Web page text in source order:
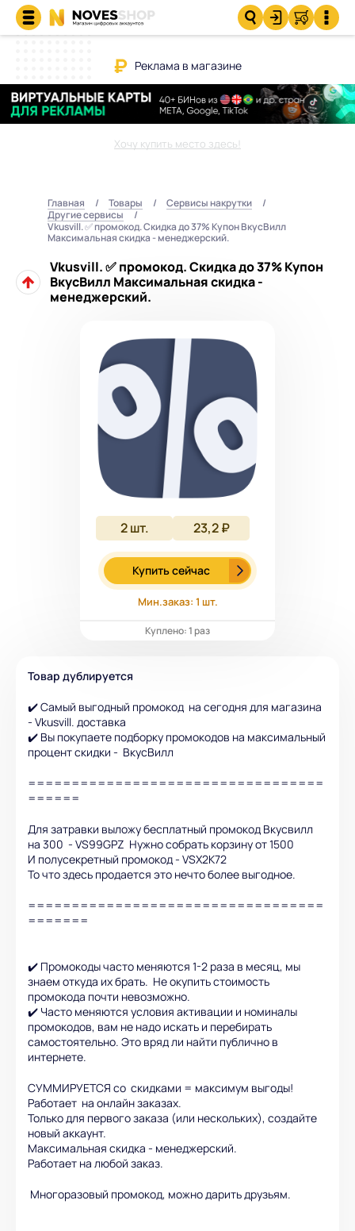
Реклама в магазине
Хочу купить место здесь!
Главная Товары
Сервисы накрутки
Другие сервисы
Vkusvill. ✅ промокод. Скидка до 37% Купон ВкусВилл
Максимальная скидка - менеджерский.
Vkusvill. ✅ промокод. Скидка до 37% Купон
ВкусВилл Максимальная скидка -
менеджерский.
2 шт. 23,2 ₽
Купить сейчас
Мин.заказ: 1 шт.
Куплено: 1 раз
Товар дублируется
✔️ Самый выгодный промокод на сегодня для магазина
- Vkusvill. доставка
✔️ Вы покупаете подборку промокодов на максимальный
процент скидки - ВкусВилл
==================================
======
Для затравки выложу бесплатный промокод Вкусвилл
на 300 - VS99GPZ Нужно собрать корзину от 1500
И полусекретный промокод - VSX2K72
То что здесь продается это нечто более выгодное.
==================================
=======
✔️ Промокоды часто меняются 1-2 раза в месяц, мы
знаем откуда их брать. Не окупить стоимость
промокода почти невозможно.
✔️ Часто меняются условия активации и номиналы
промокодов, вам не надо искать и перебирать
самостоятельно. Это вряд ли найти публично в
интернете.
СУММИРУЕТСЯ со скидками = максимум выгоды!
Работает на онлайн заказах.
Только для первого заказа (или нескольких), создайте
новый аккаунт.
Максимальная скидка - менеджерский.
Работает на любой заказ.
Многоразовый промокод, можно дарить друзьям.